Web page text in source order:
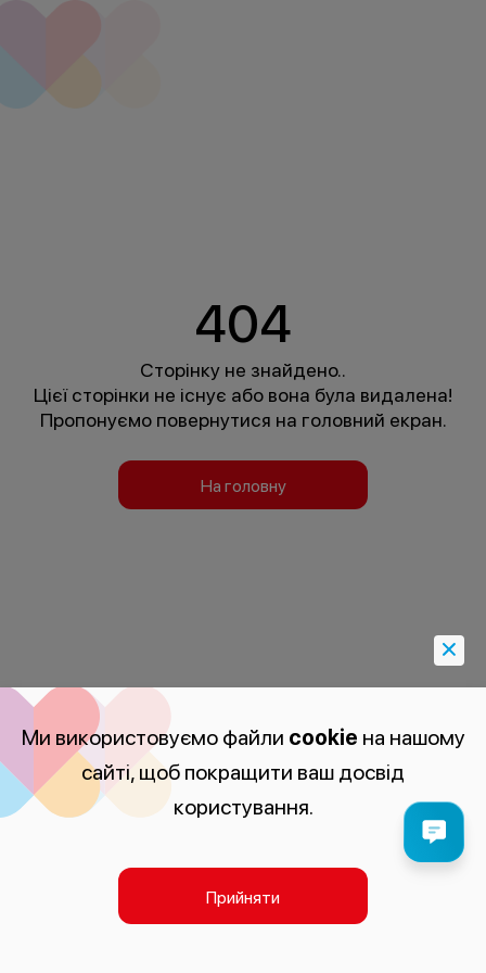
404
Сторінку не знайдено..
Цієї сторінки не існує або вона була видалена!
Пропонуємо повернутися на головний екран.
На головну
Ми використовуємо файли cookie на нашому
сайті, щоб покращити ваш досвід
користування.
Прийняти